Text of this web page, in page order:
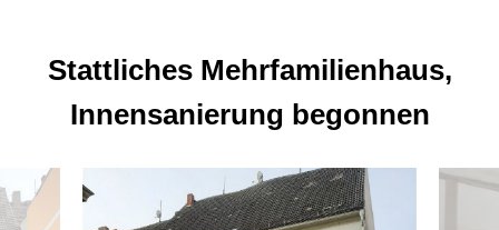
Stattliches Mehrfamilienhaus,
Innensanierung begonnen